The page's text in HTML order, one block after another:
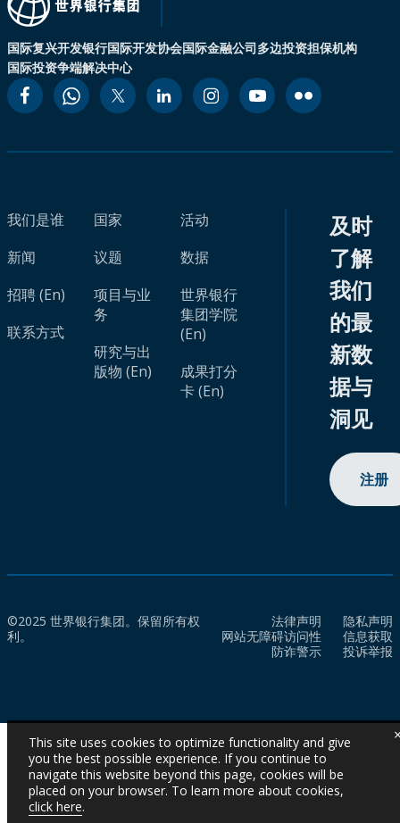
国际复兴开发银行国际开发协会国际金融公司多边投资担保机构
国际投资争端解决中心
我们是谁
新闻
招聘 (En)
联系方式
国家
议题
项目与业
务
研究与出
版物 (En)
活动
数据
世界银行
集团学院
(En)
成果打分
卡 (En)
及时
了解
我们
的最
新数
据与
洞见
注册
©2025 世界银行集团。保留所有权
利。
法律声明
隐私声明
网站无障碍访问性
信息获取
防诈警示
投诉举报
This site uses cookies to optimize functionality and give
you the best possible experience. If you continue to
navigate this website beyond this page, cookies will be
placed on your browser. To learn more about cookies,
click here.